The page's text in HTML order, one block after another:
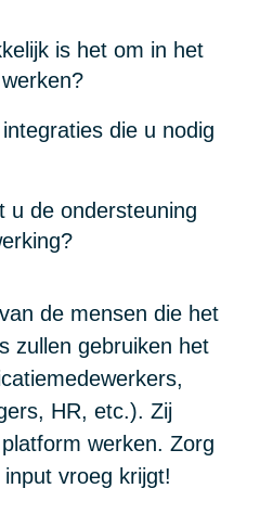
is het om in het
die u nodig
u de ondersteuning
de mensen die het
zullen gebruiken het
HR, etc.). Zij
werken. Zorg
vroeg krijgt!